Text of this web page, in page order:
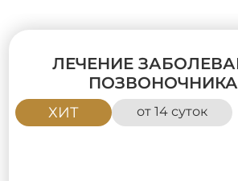
ЛЕЧЕНИЕ
ПОЗВОНОЧНИКА
ХИТ от 14 суток